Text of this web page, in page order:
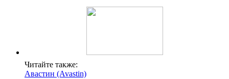
Читайте также:
Авастин (Avastin)